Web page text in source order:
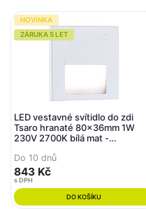
NOVINKA
ZÁRUKA 5 LET
LED vestavné svítidlo do zdi
Tsaro hranaté 80x36mm 1W
230V 2700K bílá mat -
Do 10 dnů
843 Kč
s DPH
DO KOŠÍKU